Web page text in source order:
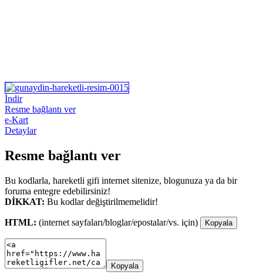
İndir
Resme bağlantı ver
e-Kart
Detaylar
Resme bağlantı ver
Bu kodlarla, hareketli gifi internet sitenize, blogunuza ya da bir
foruma entegre edebilirsiniz!
DİKKAT: Bu kodlar değiştirilmemelidir!
HTML: (internet sayfaları/bloglar/epostalar/vs. için) Kopyala
Kopyala